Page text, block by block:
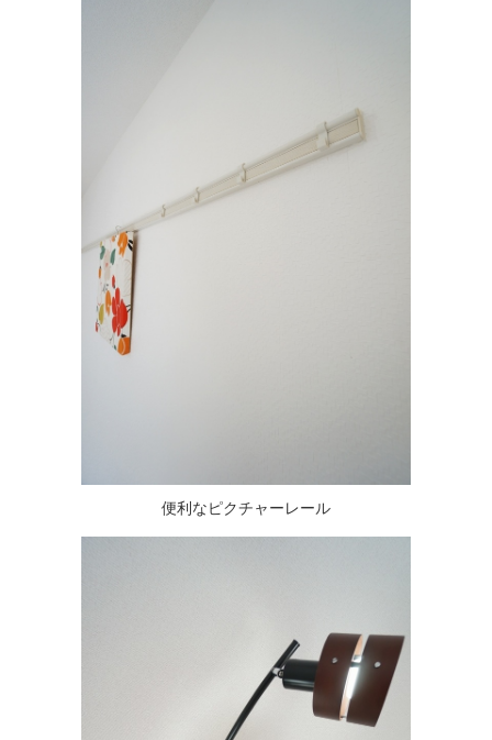
便利なピクチャーレール